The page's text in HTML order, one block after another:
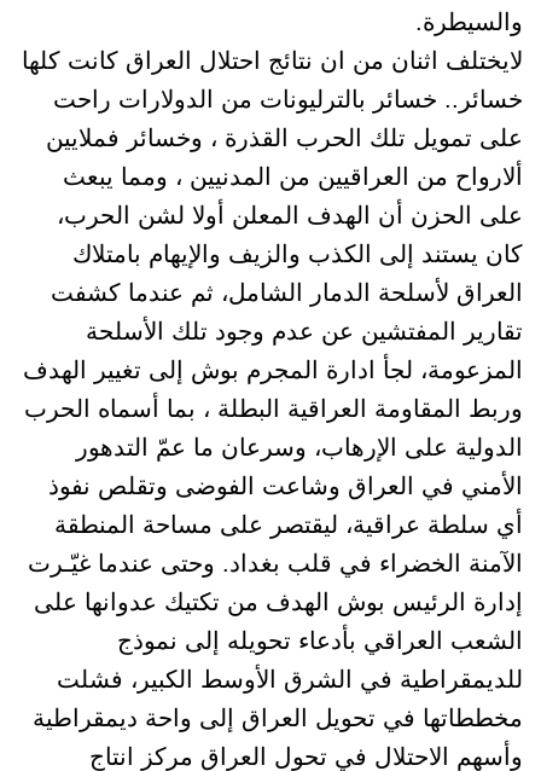
والسيطرة.
لايختلف اثنان من ان نتائج احتلال العراق كانت كلها
خسائر.. خسائر بالترليونات من الدولارات راحت
على تمويل تلك الحرب القذرة ، وخسائر فملايين
ألارواح من العراقيين من المدنيين ، ومما يبعث
على الحزن أن الهدف المعلن أولا لشن الحرب،
كان يستند إلى الكذب والزيف والإيهام بامتلاك
العراق لأسلحة الدمار الشامل، ثم عندما كشفت
تقارير المفتشين عن عدم وجود تلك الأسلحة
المزعومة، لجأ ادارة المجرم بوش إلى تغيير الهدف
وربط المقاومة العراقية البطلة ، بما أسماه الحرب
الدولية على الإرهاب، وسرعان ما عمّ التدهور
الأمني في العراق وشاعت الفوضى وتقلص نفوذ
أي سلطة عراقية، ليقتصر على مساحة المنطقة
الآمنة الخضراء في قلب بغداد. وحتى عندما غيّـرت
إدارة الرئيس بوش الهدف من تكتيك عدوانها على
الشعب العراقي بأدعاء تحويله إلى نموذج
للديمقراطية في الشرق الأوسط الكبير، فشلت
مخططاتها في تحويل العراق إلى واحة ديمقراطية
وأسهم الاحتلال في تحول العراق مركز انتاج